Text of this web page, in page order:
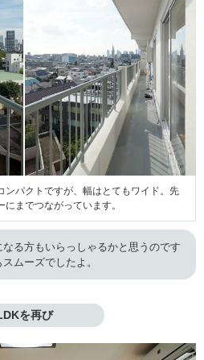
ンパクトですが、幅はとてもワイド。先
までつながっています。
る方もいらっしゃるかと思うのです
ムーズでしたよ。
を再び